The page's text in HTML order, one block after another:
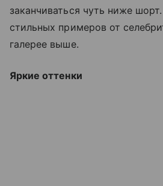
заканчиваться чуть ниже
стильных примеров от
галерее выше.
Яркие оттенки